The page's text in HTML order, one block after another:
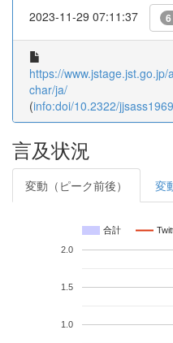
2023-11-29 07:11:37
https://
char/ja/
(info:doi/10.2322/
言及状況
変動（ピーク前後） 変
合計
1.0
1.5
2.0